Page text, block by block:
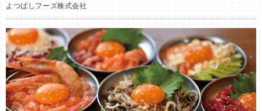
よつばしフーズ株式会社